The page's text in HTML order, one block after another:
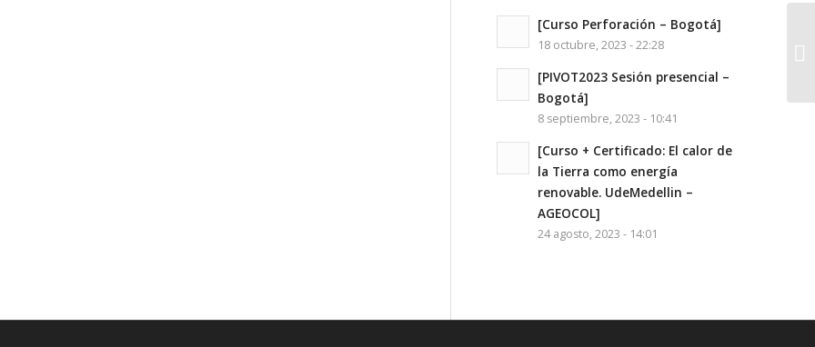
[Curso Perforación – Bogotá]
18 octubre, 2023 - 22:28
[PIVOT2023 Sesión presencial –
Bogotá]
8 septiembre, 2023 - 10:41
[Curso + Certificado: El calor de
la Tierra como energía
renovable. UdeMedellin –
AGEOCOL]
24 agosto, 2023 - 14:01